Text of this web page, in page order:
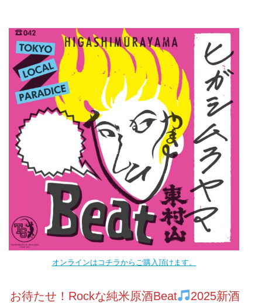
オンラインはコチラからご購入頂けます。
お待たせ！Rockな純米原酒Beat
2025新酒